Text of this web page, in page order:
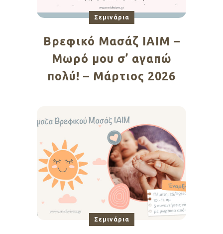
Σεμινάρια
Βρεφικό Μασάζ ΙΑΙΜ –
Μωρό μου σ’ αγαπώ
πολύ! – Μάρτιος 2026
Σεμινάρια